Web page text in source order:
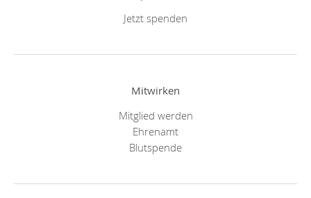
Jetzt spenden
Mitwirken
Mitglied werden
Ehrenamt
Blutspende